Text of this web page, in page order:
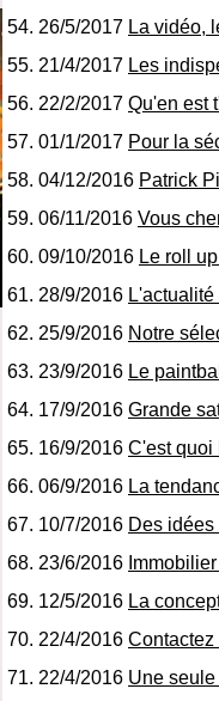
26/5/2017 La vidéo,
21/4/2017 Les
22/2/2017 Qu'en est
01/1/2017 Pour la
04/12/2016 Patrick
06/11/2016 Vous
09/10/2016 Le roll
28/9/2016
25/9/2016 Notre
23/9/2016 Le
17/9/2016 Grande
16/9/2016 C'est quoi
06/9/2016 La
10/7/2016 Des
23/6/2016
12/5/2016 La
22/4/2016 Contactez
22/4/2016 Une